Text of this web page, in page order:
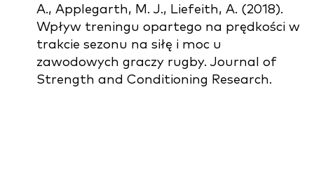
A., Applegarth, M. J., Liefeith, A. (2018).
Wpływ treningu opartego na prędkości w
trakcie sezonu na siłę i moc u
zawodowych graczy rugby. Journal of
Strength and Conditioning Research.